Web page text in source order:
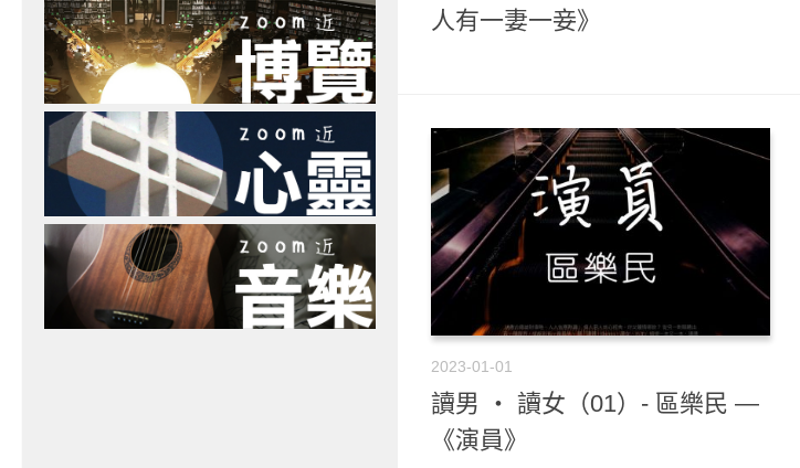
人有一妻一妾》
2023-01-01
讀男 ‧ 讀女（01）- 區樂民 —
《演員》